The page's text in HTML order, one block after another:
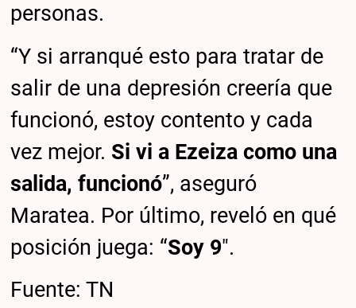
personas.
“Y si arranqué esto para tratar de
salir de una depresión creería que
funcionó, estoy contento y cada
vez mejor. Si vi a Ezeiza como una
salida, funcionó”, aseguró
Maratea. Por último, reveló en qué
posición juega: “Soy 9″.
Fuente: TN